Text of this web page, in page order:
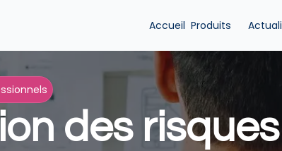
Accueil Produits
des